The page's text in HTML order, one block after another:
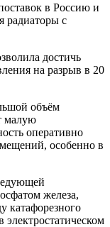
в Россию и
радиаторы с
достичь
на разрыв в 20
объём
малую
оперативно
особенно в
железа,
катафорезного